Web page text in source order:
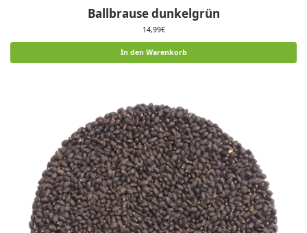
Ballbrause dunkelgrün
14,99€
In den Warenkorb